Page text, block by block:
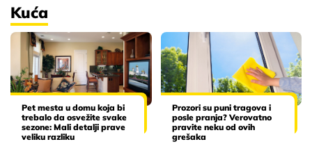
Kuća
Pet mesta u domu koja bi
trebalo da osvežite svake
sezone: Mali detalji prave
veliku razliku
Prozori su puni tragova i
posle pranja? Verovatno
pravite neku od ovih
grešaka